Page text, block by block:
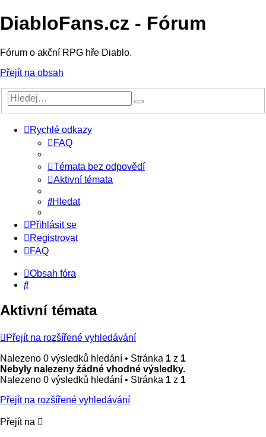
DiabloFans.cz - Fórum
Fórum o akční RPG hře Diablo.
Přejít na obsah
Rychlé odkazy
FAQ
Témata bez odpovědí
Aktivní témata
Hledat
Přihlásit se
Registrovat
FAQ
Obsah fóra
Hledat
Aktivní témata
Přejít na rozšířené vyhledávání
Nalezeno 0 výsledků hledání • Stránka 1 z 1
Nebyly nalezeny žádné vhodné výsledky.
Nalezeno 0 výsledků hledání • Stránka 1 z 1
Přejít na rozšířené vyhledávání
Přejít na